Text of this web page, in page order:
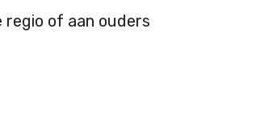
regio of aan ouders